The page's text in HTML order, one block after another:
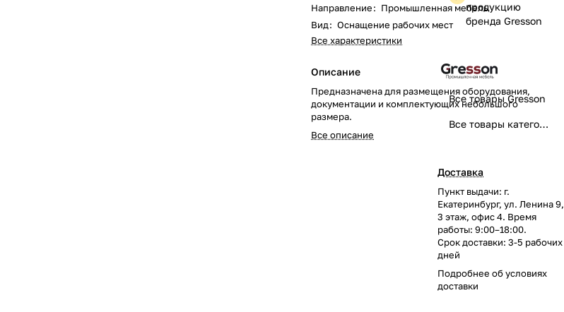
Направление: Промышленная мебель
Вид: Оснащение рабочих мест
Все характеристики
Описание
Предназначена для размещения оборудования,
документации и комплектующих небольшого
размера.
Все описание
продукцию
бренда Gresson
Все товары Gresson
Все товары категории
Доставка
Пункт выдачи: г.
Екатеринбург, ул. Ленина 9,
3 этаж, офис 4. Время
работы: 9:00–18:00.
Срок доставки: 3-5 рабочих
дней
Подробнее обусловиях
доставки